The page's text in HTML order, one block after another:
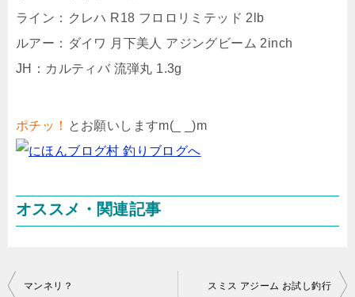
ライン：クレハ R18 フロロリミテッド 2lb
ルアー：ダイワ 月下美人 アジングビーム 2inch
JH：カルティバ 流弾丸 1.3g
ポチッ！ とお願いしますm(_ _)m
オススメ・関連記事
投
マンネリ？ スミス アジーム お試し釣行